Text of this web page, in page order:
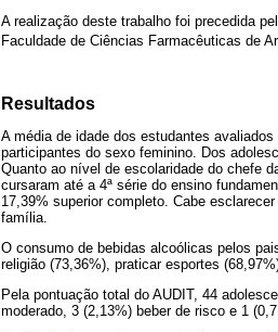
A realização deste trabalho foi precedida
Faculdade de Ciências Farmacêuticas de
Resultados
A média de idade dos estudantes
participantes do sexo feminino. Dos
Quanto ao nível de escolaridade do chefe
cursaram até a 4ª série do ensino
17,39% superior completo. Cabe
família.
O consumo de bebidas alcoólicas pelos
religião (73,36%), praticar esportes
Pela pontuação total do AUDIT, 44
moderado, 3 (2,13%) beber de risco e 1